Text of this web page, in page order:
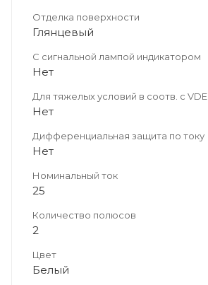
Отделка поверхности
Глянцевый
С сигнальной лампой индикатором
Нет
Для тяжелых условий в соотв. с VDE
Нет
Дифференциальная защита по току
Нет
Номинальный ток
25
Количество полюсов
2
Цвет
Белый